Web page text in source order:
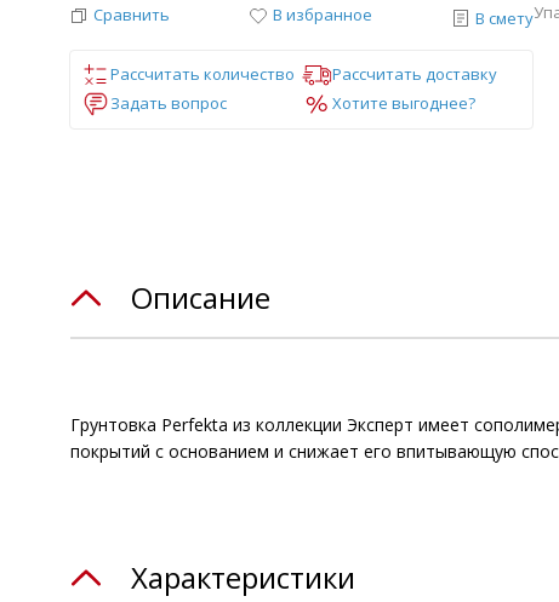
Сравнить В избранное В смету
Рассчитать количество
Рассчитать доставку
Задать вопрос
Хотите выгоднее?
Описание
Грунтовка Perfekta из коллекции Эксперт имеет
покрытий с основанием и снижает его впитывающую
Характеристики